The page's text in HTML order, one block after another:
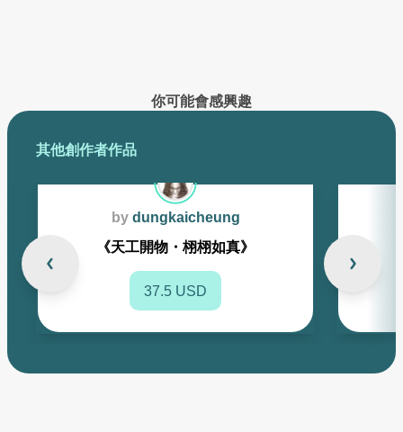
你可能會感興趣
其他創作者作品
by dungkaicheung
《天工開物・栩栩如真》
37.5 USD